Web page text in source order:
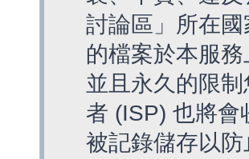
討論區」所在
的檔案於本服
並且永久的限
者 (ISP) 也將會
被記錄儲存以